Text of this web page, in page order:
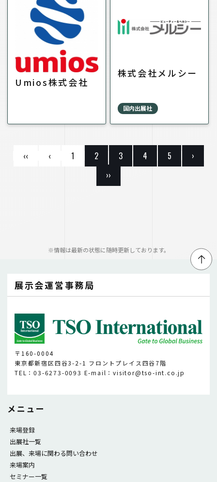
Umios株式会社
株式会社メルシー
国内出展社
‹‹ ‹ 1 2 3 4 5
›
››
※情報は最新の状態に随時更新しております。
展示会運営事務局
〒160-0004
東京都新宿区四谷3-2-1 フロントプレイス四谷7階
TEL：03-6273-0093 E-mail：visitor@tso-int.co.jp
メニュー
来場登録
出展社一覧
出展、来場に関わる問い合わせ
来場案内
セミナー一覧
↑